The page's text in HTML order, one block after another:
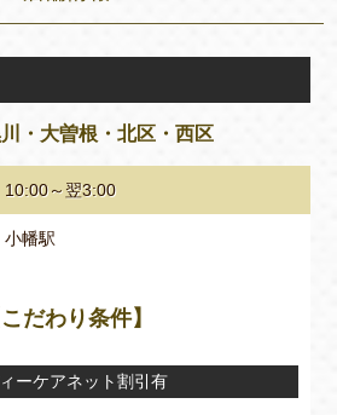
・大曽根・北区・西区
10:00～翌3:00
小幡駅
こだわり条件】
ーケアネット割引有